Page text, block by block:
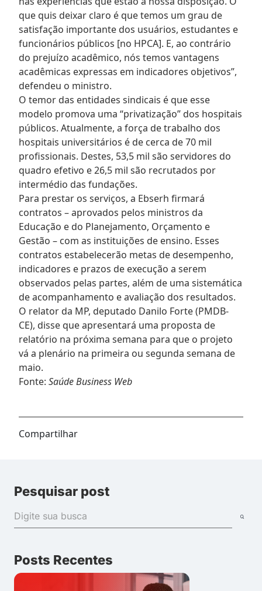
que quis deixar claro é que temos um grau de
satisfação importante dos usuários, estudantes e
funcionários públicos [no HPCA]. E, ao contrário
do prejuízo acadêmico, nós temos vantagens
acadêmicas expressas em indicadores objetivos”,
defendeu o ministro.
O temor das entidades sindicais é que esse
modelo promova uma “privatização” dos hospitais
públicos. Atualmente, a força de trabalho dos
hospitais universitários é de cerca de 70 mil
profissionais. Destes, 53,5 mil são servidores do
quadro efetivo e 26,5 mil são recrutados por
intermédio das fundações.
Para prestar os serviços, a Ebserh firmará
contratos – aprovados pelos ministros da
Educação e do Planejamento, Orçamento e
Gestão – com as instituições de ensino. Esses
contratos estabelecerão metas de desempenho,
indicadores e prazos de execução a serem
observados pelas partes, além de uma sistemática
de acompanhamento e avaliação dos resultados.
O relator da MP, deputado Danilo Forte (PMDB-
CE), disse que apresentará uma proposta de
relatório na próxima semana para que o projeto
vá a plenário na primeira ou segunda semana de
maio.
Fonte: Saúde Business Web
Compartilhar
Pesquisar post
Posts Recentes